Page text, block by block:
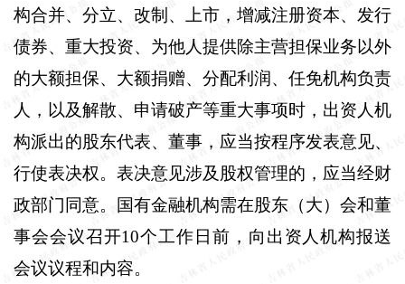
构合并、分立、改制、上市，增减注册资本、发行
债券、重大投资、为他人提供除主营担保业务以外
的大额担保、大额捐赠、分配利润、任免机构负责
人，以及解散、申请破产等重大事项时，出资人机
构派出的股东代表、董事，应当按程序发表意见、
行使表决权。表决意见涉及股权管理的，应当经财
政部门同意。国有金融机构需在股东（大）会和董
事会会议召开10个工作日前，向出资人机构报送
会议议程和内容。